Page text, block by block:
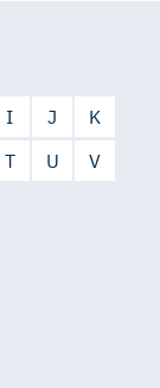
I J
K
T U
V